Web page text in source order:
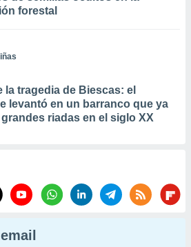
forestal
la tragedia de Biescas: el
levantó en un barranco que ya
riadas en el siglo XX